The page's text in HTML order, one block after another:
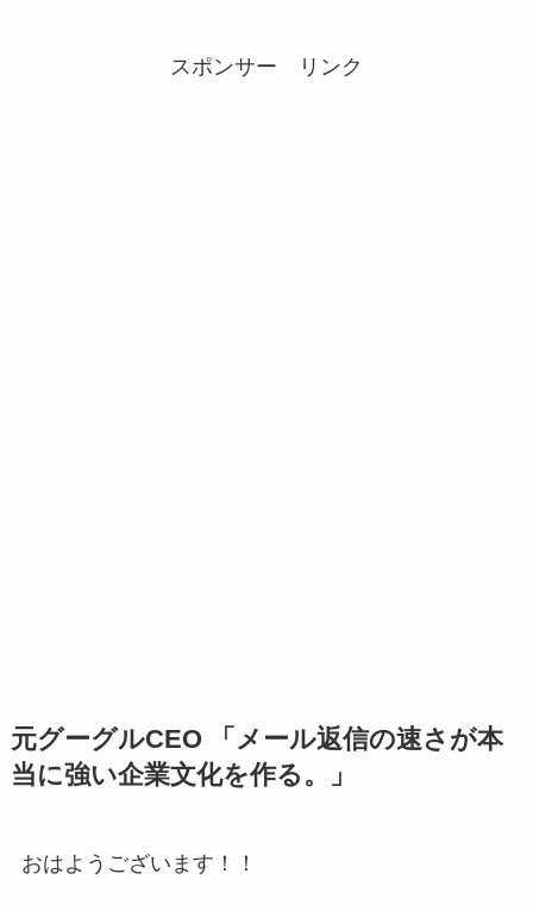
スポンサー リンク
元グーグルCEO 「メール返信の速さが本
当に強い企業文化を作る。」
おはようございます！！